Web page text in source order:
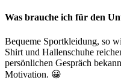
Was brauche ich für den
Bequeme Sportkleidung, so
Shirt und Hallenschuhe
persönlichen Gespräch
Motivation. 😀